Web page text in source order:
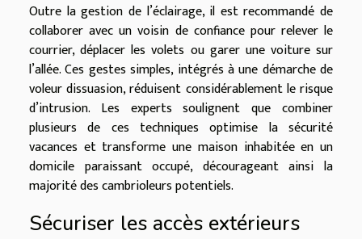
Outre la gestion de l’éclairage, il est recommandé de
collaborer avec un voisin de confiance pour relever le
courrier, déplacer les volets ou garer une voiture sur
l’allée. Ces gestes simples, intégrés à une démarche de
voleur dissuasion, réduisent considérablement le risque
d’intrusion. Les experts soulignent que combiner
plusieurs de ces techniques optimise la sécurité
vacances et transforme une maison inhabitée en un
domicile paraissant occupé, décourageant ainsi la
majorité des cambrioleurs potentiels.
Sécuriser les accès extérieurs